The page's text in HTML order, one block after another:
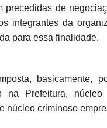
precedidas de
integrantes da
para essa finalidade.
basicamente,
na Prefeitura, núcleo
núcleo criminoso